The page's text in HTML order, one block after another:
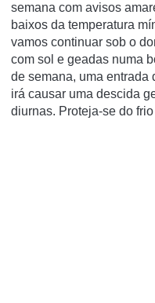
semana com avisos
baixos da temperatura
vamos continuar sob o
com sol e geadas numa
de semana, uma entrada
irá causar uma descida
diurnas. Proteja-se do frio